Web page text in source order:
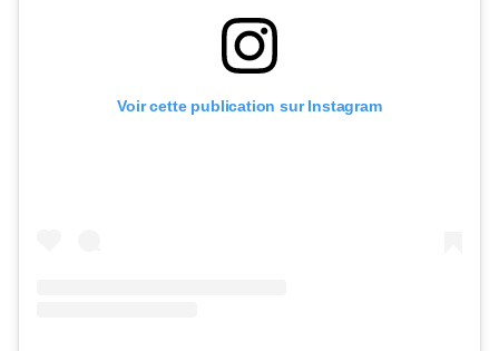
Voir cette publication sur Instagram